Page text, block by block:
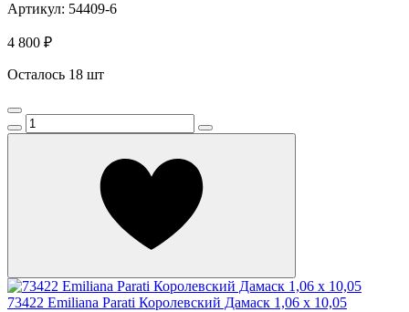
Артикул: 54409-6
4 800 ₽
Осталось 18 шт
73422 Emiliana Parati Королевский Дамаск 1,06 x 10,05